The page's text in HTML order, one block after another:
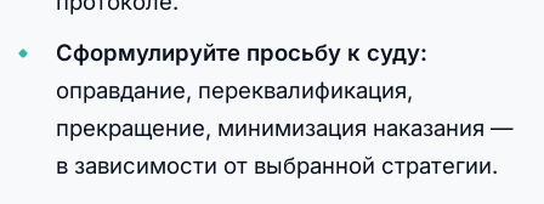
Сформулируйте просьбу к суду:
оправдание, переквалификация,
прекращение, минимизация наказания —
в зависимости от выбранной стратегии.